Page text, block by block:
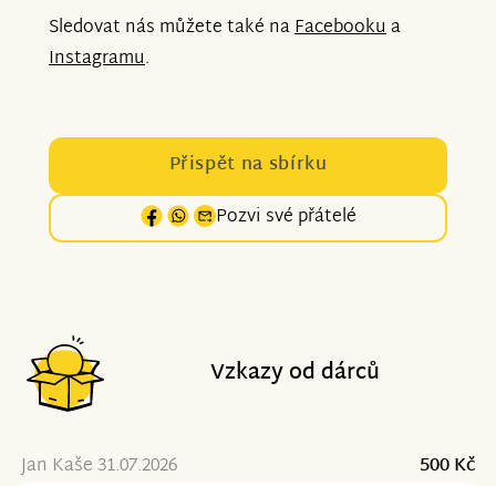
Sledovat nás můžete také naFacebookua
Instagramu.
Přispět na sbírku
Pozvi své přátelé
Vzkazy od dárců
Jan Kaše 31.07.2026
500 Kč